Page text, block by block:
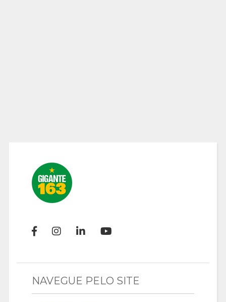
NAVEGUE PELO SITE